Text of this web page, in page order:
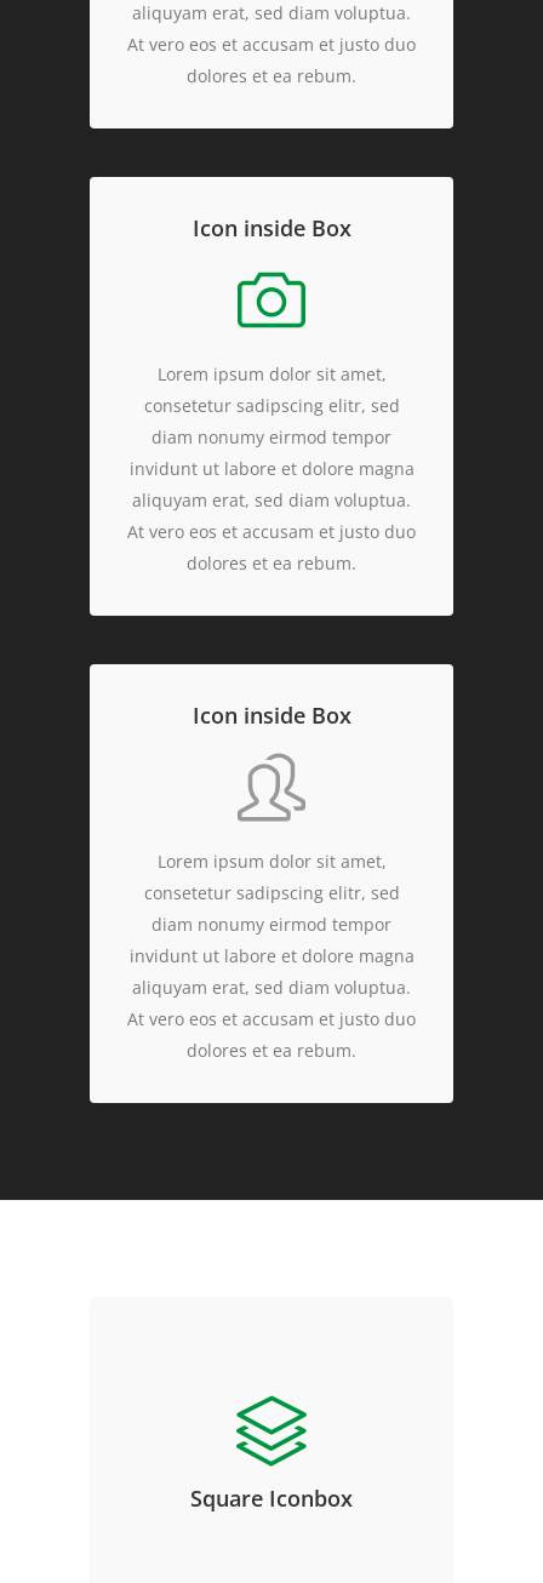
aliquyam erat, sed diam voluptua.
At vero eos et accusam et justo duo
dolores et ea rebum.
Icon inside Box
Lorem ipsum dolor sit amet,
consetetur sadipscing elitr, sed
diam nonumy eirmod tempor
invidunt ut labore et dolore magna
aliquyam erat, sed diam voluptua.
At vero eos et accusam et justo duo
dolores et ea rebum.
Icon inside Box
Lorem ipsum dolor sit amet,
consetetur sadipscing elitr, sed
diam nonumy eirmod tempor
invidunt ut labore et dolore magna
aliquyam erat, sed diam voluptua.
At vero eos et accusam et justo duo
dolores et ea rebum.
Square Iconbox
consetetur sadipscing elitr, sed
diam nonumy eirmod tempor
aliquyam erat, sed diam voluptua.